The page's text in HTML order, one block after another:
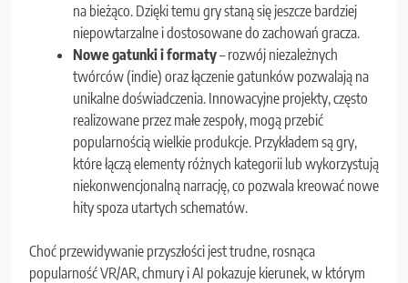
na bieżąco. Dzięki temu gry staną się jeszcze bardziej
niepowtarzalne i dostosowane do zachowań gracza.
Nowe gatunki i formaty– rozwój niezależnych
twórców (indie) oraz łączenie gatunków pozwalają na
unikalne doświadczenia. Innowacyjne projekty, często
realizowane przez małe zespoły, mogą przebić
popularnością wielkie produkcje. Przykładem są gry,
które łączą elementy różnych kategorii lub wykorzystują
niekonwencjonalną narrację, co pozwala kreować nowe
hity spoza utartych schematów.
Choć przewidywanie przyszłości jest trudne, rosnąca
popularność VR/AR, chmury i AI pokazuje kierunek, w którym